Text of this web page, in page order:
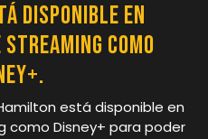
disponible en
como
está disponible en
Disney+ para poder